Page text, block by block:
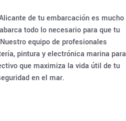
de tu embarcación es mucho
todo lo necesario para que tu
equipo de profesionales
pintura y electrónica marina para
que maximiza la vida útil de tu
en el mar.